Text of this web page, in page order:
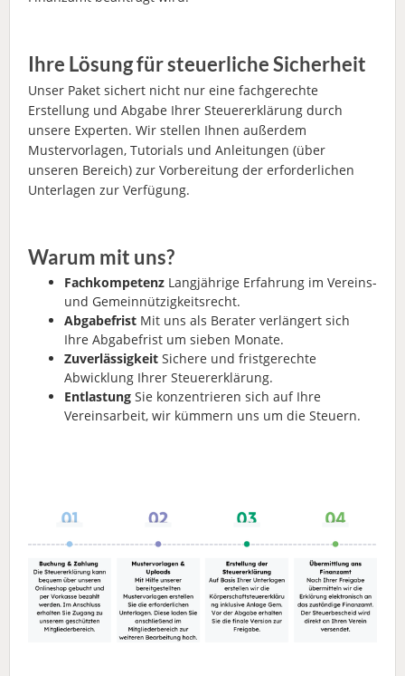
Ihre Lösung für steuerliche Sicherheit
Unser Paket sichert nicht nur eine fachgerechte
Erstellung und Abgabe Ihrer Steuererklärung durch
unsere Experten. Wir stellen Ihnen außerdem
Mustervorlagen, Tutorials und Anleitungen (über
unseren Bereich) zur Vorbereitung der erforderlichen
Unterlagen zur Verfügung.
Warum mit uns?
Fachkompetenz Langjährige Erfahrung im Vereins-
und Gemeinnützigkeitsrecht.
Abgabefrist Mit uns als Berater verlängert sich
Ihre Abgabefrist um sieben Monate.
Zuverlässigkeit Sichere und fristgerechte
Abwicklung Ihrer Steuererklärung.
Entlastung Sie konzentrieren sich auf Ihre
Vereinsarbeit, wir kümmern uns um die Steuern.